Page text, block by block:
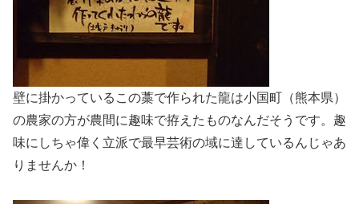
壁に掛かっているこの藁で作られた龍は小国町（熊本県）
の農家の方が農間に趣味で拵えたものなんだそうです。趣
味にしちゃ偉く立派で最早芸術の域に達しているんじゃあ
りませんか！